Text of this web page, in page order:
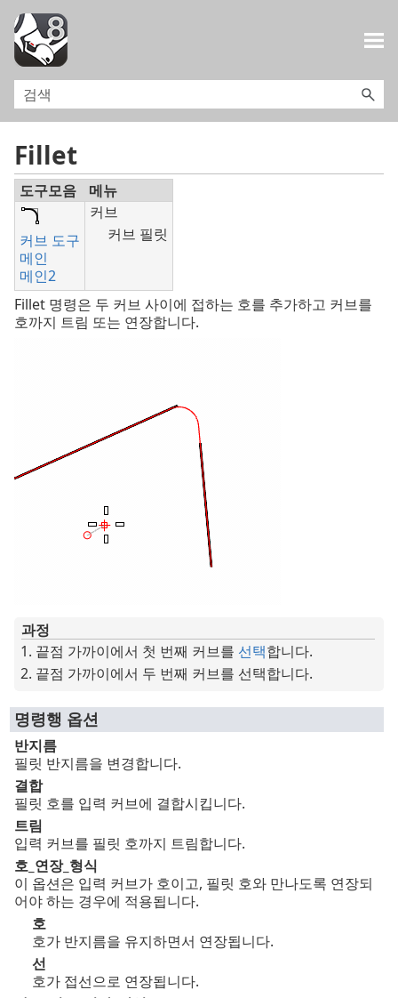
Fillet
도구모음 메뉴
커브 도구
메인
메인2
커브
커브 필릿
Fillet 명령은 두 커브 사이에 접하는 호를 추가하고 커브를
호까지 트림 또는 연장합니다.
과정
끝점 가까이에서 첫 번째 커브를 선택합니다.
끝점 가까이에서 두 번째 커브를 선택합니다.
명령행 옵션
반지름
필릿 반지름을 변경합니다.
결합
필릿 호를 입력 커브에 결합시킵니다.
트림
입력 커브를 필릿 호까지 트림합니다.
호_연장_형식
이 옵션은 입력 커브가 호이고, 필릿 호와 만나도록 연장되
어야 하는 경우에 적용됩니다.
호
호가 반지름을 유지하면서 연장됩니다.
선
호가 접선으로 연장됩니다.